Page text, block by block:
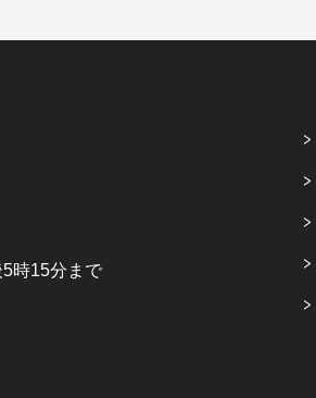
時15分まで